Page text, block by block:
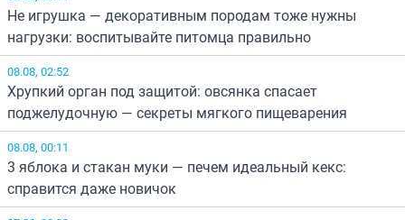
Не игрушка — декоративным породам тоже нужны
нагрузки: воспитывайте питомца правильно
08.08, 02:52
Хрупкий орган под защитой: овсянка спасает
поджелудочную — секреты мягкого пищеварения
08.08, 00:11
3 яблока и стакан муки — печем идеальный кекс:
справится даже новичок